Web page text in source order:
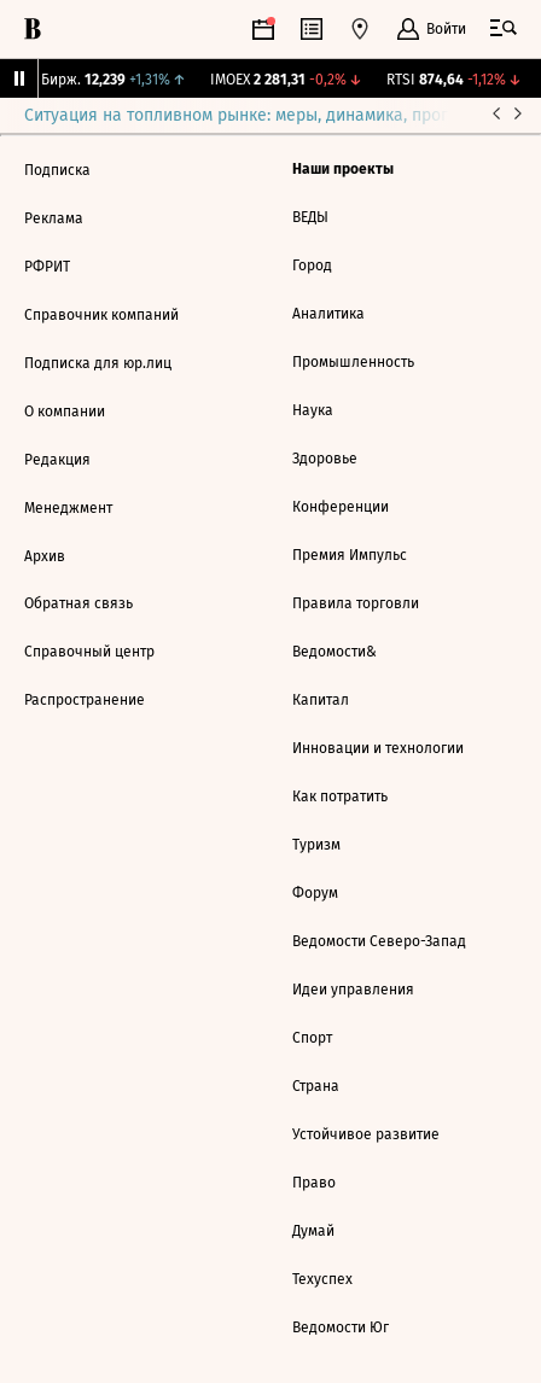
Войти
CNY Бирж. 12,239 +1,31%↑ IMOEX 2 281,31 -0,2%↓ RTSI 874,64 -1,12%↓
Ситуация на топливном рынке: меры, динамика, прогнозы
Подписка
Реклама
РФРИТ
Справочник компаний
Подписка для юр.лиц
О компании
Редакция
Менеджмент
Архив
Обратная связь
Справочный центр
Распространение
Наши проекты
ВЕДЫ
Город
Аналитика
Промышленность
Наука
Здоровье
Конференции
Премия Импульс
Правила торговли
Ведомости&
Капитал
Инновации и технологии
Как потратить
Туризм
Форум
Ведомости Северо-Запад
Идеи управления
Спорт
Страна
Устойчивое развитие
Право
Думай
Техуспех
Ведомости Юг